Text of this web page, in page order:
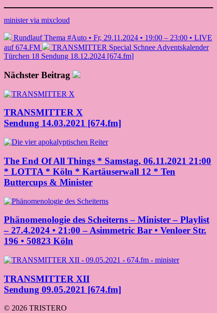
minister via mixcloud
Rundlauf Thema #Auto • Fr, 29.11.2024 • 19:00 – 23:00 • LIVE
auf 674.FM
TRANSMITTER Special Schnee Adventskalender
Türchen 18 Sendung 18.12.2024 [674.fm]
Nächster Beitrag
TRANSMITTER X
Sendung 14.03.2021 [674.fm]
The End Of All Things * Samstag, 06.11.2021 21:00
* LOTTA * Köln * Kartäuserwall 12 * Ten
Buttercups & Minister
Phänomenologie des Scheiterns – Minister – Playlist
– 27.4.2024 • 21:00 – Asimmetric Bar • Venloer Str.
196 • 50823 Köln
TRANSMITTER XII
Sendung 09.05.2021 [674.fm]
© 2026 TRISTERO